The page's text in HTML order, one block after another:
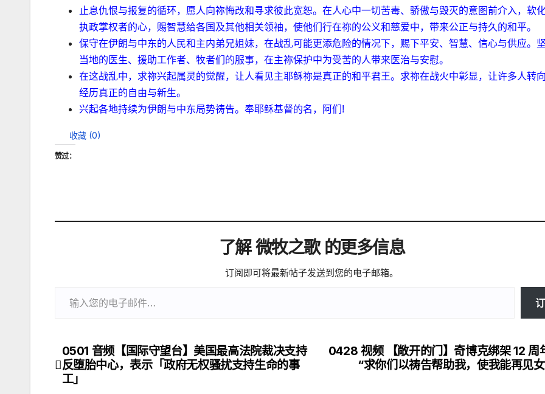
止息仇恨与报复的循环，愿人向祢悔改和寻求彼此宽恕。在人心中一切苦毒、骄傲与毁灭的意图前介入，软
执政掌权者的心，赐智慧给各国及其他相关领袖，使他们行在祢的公义和慈爱中，带来公正与持久的和平。
保守在伊朗与中东的人民和主内弟兄姐妹，在战乱可能更添危险的情况下，赐下平安、智慧、信心与供应。
当地的医生、援助工作者、牧者们的服事，在主祢保护中为受苦的人带来医治与安慰。
在这战乱中，求祢兴起属灵的觉醒，让人看见主耶稣祢是真正的和平君王。求祢在战火中彰显，让许多人转向
经历真正的自由与新生。
兴起各地持续为伊朗与中东局势祷告。奉耶稣基督的名，阿们 !
收藏 (0)
赞过：
了解 微牧之歌 的更多信息
订阅即可将最新帖子发送到您的电子邮箱。
文
章
0428 视频 【敞开的门】奇博克绑架 12 周
“求你们以祷告帮助我，使我能再见
0501 音频【国际守望台】美国最高法院裁决支持
反堕胎中心，表示「政府无权骚扰支持生命的事
工」